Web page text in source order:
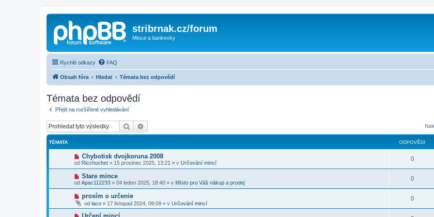
stribrnak.cz/forum
Mince a bankovky
Rychlé odkazy FAQ
Obsah fóra Hledat Témata bez odpovědí
Témata bez odpovědí
Přejít na rozšířené vyhledávání
Hledat
TÉMATA ODPOVĚDI
N
o
v
ý
p
ř
í
s
p
ě
v
Chybotisk dvojkoruna 2008
od Ricchochet » 15 prosinec 2025, 13:21 » v Určování mincí
0
N
o
v
ř
í
s
Stare mince
od Apac112233 » 04 leden 2025, 18:40 » v Místo pro Váš nákup a prodej
0
N
o
v
ý
prosím o určenie
od laco » 17 listopad 2024, 09:09 » v Určování mincí
0
N